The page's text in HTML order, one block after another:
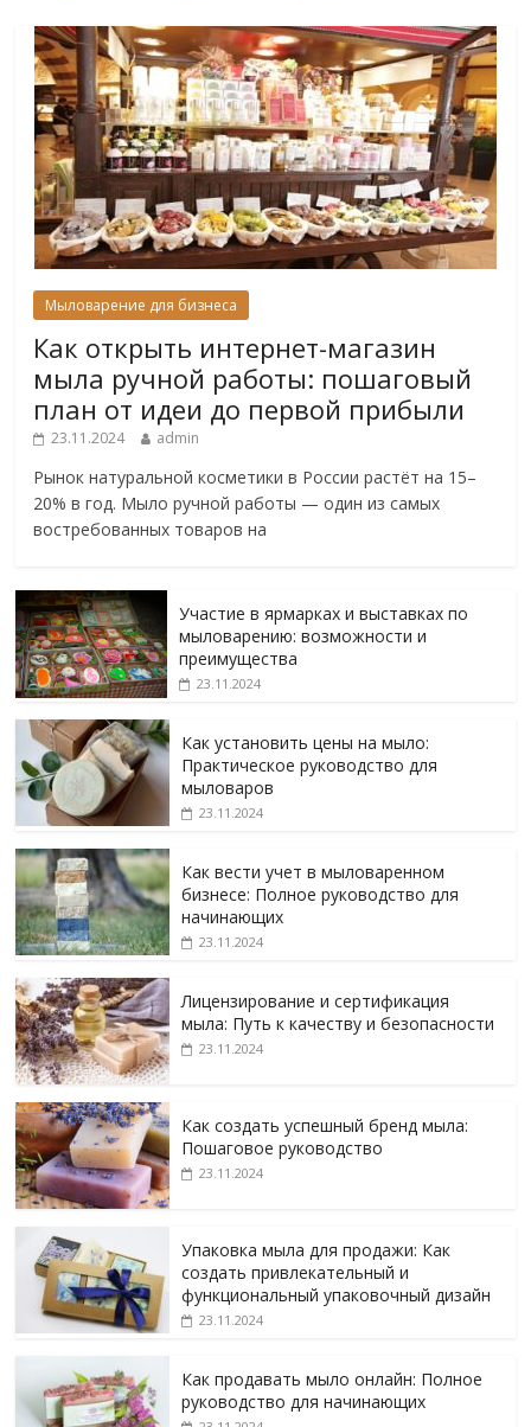
Мыловарение для бизнеса
Как открыть интернет-магазин
мыла ручной работы: пошаговый
план от идеи до первой прибыли
23.11.2024 admin
Рынок натуральной косметики в России растёт на 15–
20% в год. Мыло ручной работы — один из самых
востребованных товаров на
Участие в ярмарках и выставках по
мыловарению: возможности и
преимущества
23.11.2024
Как установить цены на мыло:
Практическое руководство для
мыловаров
23.11.2024
Как вести учет в мыловаренном
бизнесе: Полное руководство для
начинающих
23.11.2024
Лицензирование и сертификация
мыла: Путь к качеству и безопасности
23.11.2024
Как создать успешный бренд мыла:
Пошаговое руководство
23.11.2024
Упаковка мыла для продажи: Как
создать привлекательный и
функциональный упаковочный дизайн
23.11.2024
Как продавать мыло онлайн: Полное
руководство для начинающих